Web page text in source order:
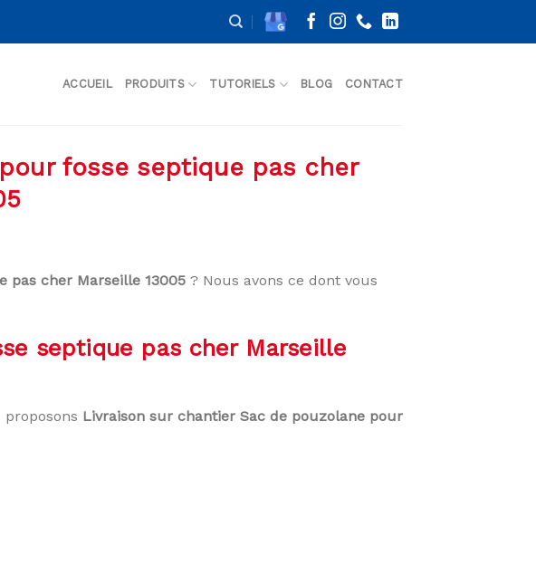
ACCUEIL PRODUITS TUTORIELS BLOG CONTACT
fosse septique pas cher
pas cher Marseille 13005 ? Nous avons ce dont vous
septique pas cher Marseille
proposons Livraison sur chantier Sac de pouzolane pour